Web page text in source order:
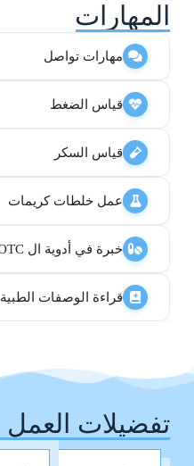
المهارات
مهارات تواصل
قياس الضغط
قياس السكر
عمل خلطات كريمات
خبرة في أدوية ال OTC
قراءة الوصفات الطبية
تفضيلات العمل